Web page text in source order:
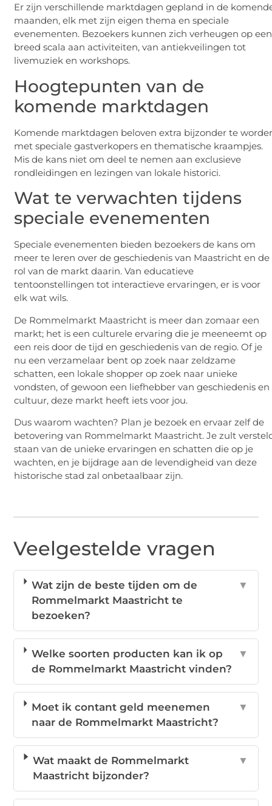
Er zijn verschillende marktdagen gepland in de
maanden, elk met zijn eigen thema en speciale
evenementen. Bezoekers kunnen zich verheugen op een
breed scala aan activiteiten, van antiekveilingen tot
livemuziek en workshops.
Hoogtepunten van de
komende marktdagen
Komende marktdagen beloven extra bijzonder te
met speciale gastverkopers en thematische kraampjes.
Mis de kans niet om deel te nemen aan exclusieve
rondleidingen en lezingen van lokale historici.
Wat te verwachten tijdens
speciale evenementen
Speciale evenementen bieden bezoekers de kans om
meer te leren over de geschiedenis van Maastricht en de
rol van de markt daarin. Van educatieve
tentoonstellingen tot interactieve ervaringen, er is voor
elk wat wils.
De Rommelmarkt Maastricht is meer dan zomaar een
markt; het is een culturele ervaring die je meeneemt op
een reis door de tijd en geschiedenis van de regio. Of je
nu een verzamelaar bent op zoek naar zeldzame
schatten, een lokale shopper op zoek naar unieke
vondsten, of gewoon een liefhebber van geschiedenis en
cultuur, deze markt heeft iets voor jou.
Dus waarom wachten? Plan je bezoek en ervaar zelf de
betovering van Rommelmarkt Maastricht. Je zult
staan van de unieke ervaringen en schatten die op je
wachten, en je bijdrage aan de levendigheid van deze
historische stad zal onbetaalbaar zijn.
Veelgestelde vragen
Wat zijn de beste tijden om de
Rommelmarkt Maastricht te
bezoeken?
▼
Welke soorten producten kan ik op
de Rommelmarkt Maastricht vinden?
▼
Moet ik contant geld meenemen
naar de Rommelmarkt Maastricht?
▼
Wat maakt de Rommelmarkt
Maastricht bijzonder?
▼